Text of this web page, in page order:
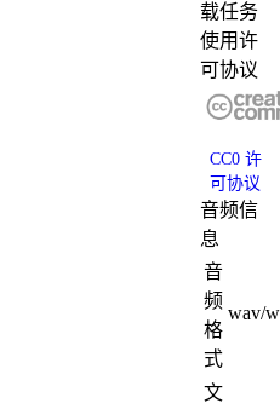
载任务
使用许
可协议
CC0 许
可协议
音频信
息
音
频
格
式
wav/
文